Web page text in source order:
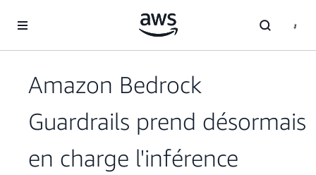
Amazon Bedrock
Guardrails prend désormais
en charge l'inférence